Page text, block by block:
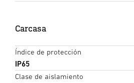
Carcasa
Índice de protección
IP65
Clase de aislamiento